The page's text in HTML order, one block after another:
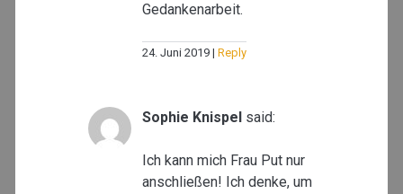
Gedankenarbeit.
24. Juni 2019 Reply
Sophie Knispel said:
Ich kann mich Frau Put nur
anschließen! Ich denke, um